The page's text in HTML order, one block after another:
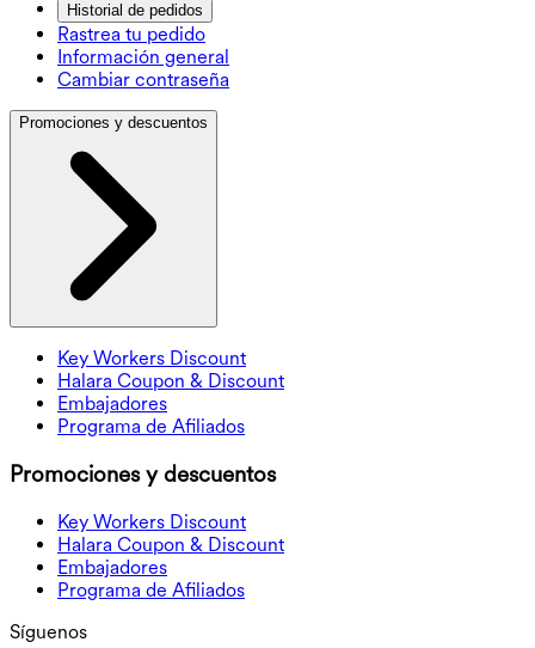
Historial de pedidos
Rastrea tu pedido
Información general
Cambiar contraseña
Promociones y descuentos
Key Workers Discount
Halara Coupon & Discount
Embajadores
Programa de Afiliados
Promociones y descuentos
Key Workers Discount
Halara Coupon & Discount
Embajadores
Programa de Afiliados
Síguenos